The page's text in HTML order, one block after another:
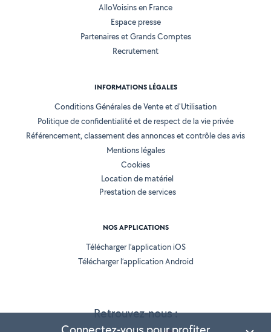
Retrouvez-nous :
AlloVoisins en France
Espace presse
Partenaires et Grands Comptes
Recrutement
INFORMATIONS LÉGALES
Conditions Générales de Vente et d'Utilisation
Politique de confidentialité et de respect de la vie privée
Référencement, classement des annonces et contrôle des avis
Mentions légales
Cookies
Location de matériel
Prestation de services
NOS APPLICATIONS
Télécharger l’application iOS
Télécharger l’application Android